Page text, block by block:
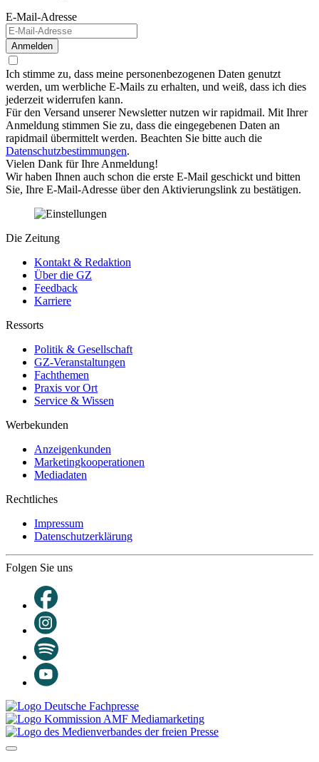
E-Mail-Adresse
Anmelden
Ich stimme zu, dass meine personenbezogenen Daten genutzt
werden, um werbliche E-Mails zu erhalten, und weiß, dass ich dies
jederzeit widerrufen kann.
Für den Versand unserer Newsletter nutzen wir rapidmail. Mit Ihrer
Anmeldung stimmen Sie zu, dass die eingegebenen Daten an
rapidmail übermittelt werden. Beachten Sie bitte auch die
Datenschutzbestimmungen.
Vielen Dank für Ihre Anmeldung!
Wir haben Ihnen auch schon die erste E-Mail geschickt und bitten
Sie, Ihre E-Mail-Adresse über den Aktivierungslink zu bestätigen.
Die Zeitung
Kontakt & Redaktion
Über die GZ
Feedback
Karriere
Ressorts
Politik & Gesellschaft
GZ-Veranstaltungen
Fachthemen
Praxis vor Ort
Service & Wissen
Werbekunden
Anzeigenkunden
Marketingkooperationen
Mediadaten
Rechtliches
Impressum
Datenschutzerklärung
Folgen Sie uns